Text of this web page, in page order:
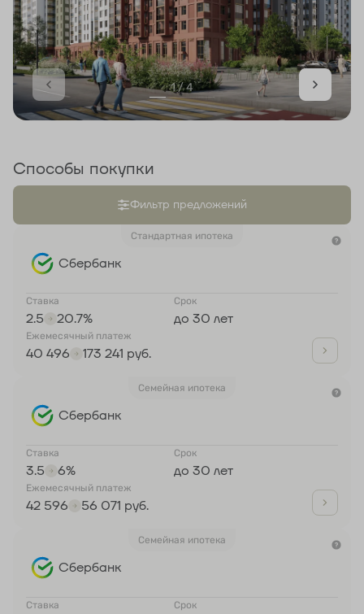
1 / 4
Способы покупки
Фильтр предложений
Стандартная ипотека
Сбербанк
Ставка
2.5 20.7%
Срок
до 30 лет
Ежемесячный платеж
40 496 173 241 руб.
Семейная ипотека
Сбербанк
Ставка
3.5 6%
Срок
до 30 лет
Ежемесячный платеж
42 596 56 071 руб.
Семейная ипотека
Сбербанк
Ставка Срок